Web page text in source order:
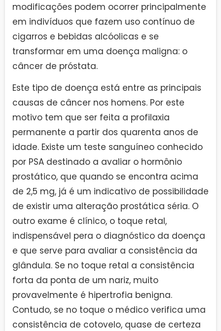
modificações podem ocorrer principalmente
em indivíduos que fazem uso contínuo de
cigarros e bebidas alcóolicas e se
transformar em uma doença maligna: o
câncer de próstata.
Este tipo de doença está entre as principais
causas de câncer nos homens. Por este
motivo tem que ser feita a profilaxia
permanente a partir dos quarenta anos de
idade. Existe um teste sanguíneo conhecido
por PSA destinado a avaliar o hormônio
prostático, que quando se encontra acima
de 2,5 mg, já é um indicativo de possibilidade
de existir uma alteração prostática séria. O
outro exame é clínico, o toque retal,
indispensável pera o diagnóstico da doença
e que serve para avaliar a consistência da
glândula. Se no toque retal a consistência
forta da ponta de um nariz, muito
provavelmente é hipertrofia benigna.
Contudo, se no toque o médico verifica uma
consistência de cotovelo, quase de certeza